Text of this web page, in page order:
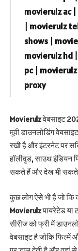
movierulz ac|
movierulz
shows|
movierulz hd|
pc|
proxy
Movierulzवेबसाइट
मूवी डाउनलोडिंग
रखी है और इंटरनेट पर
हॉलीवुड, साउथ इंडियन
सकते हैं और देख भी सकते
कुछ लोग ऐसे भी हैं जो कि
Movierulzपायरेटेड या
सीरीज को फ्री में
वेबसाइट है जोकि फिल्में